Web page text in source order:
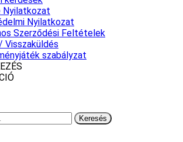
Nyilatkozat
Nyilatkozat
Szerződési Feltételek
Visszaküldés
szabályzat